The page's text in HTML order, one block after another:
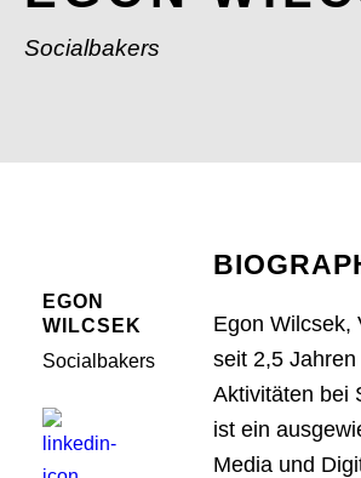
Socialbakers
EGON
WILCSEK
Socialbakers
Egon Wilcsek,
seit 2,5
Aktivitäten bei
ist ein
Media und